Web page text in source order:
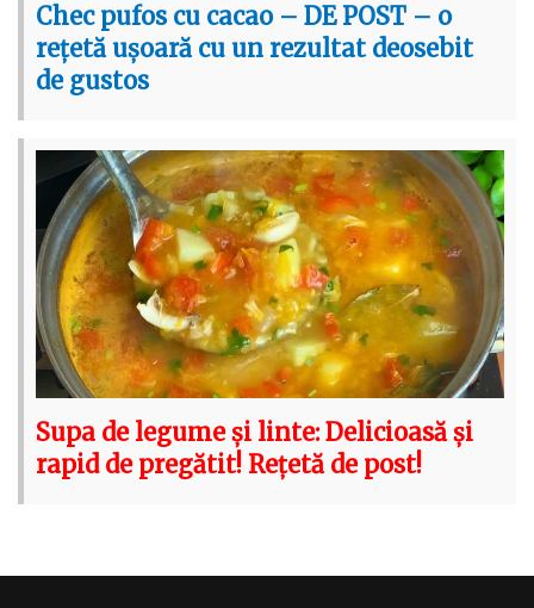
Chec pufos cu cacao – DE POST – o
rețetă ușoară cu un rezultat deosebit
de gustos
Supa de legume și linte: Delicioasă și
rapid de pregătit! Rețetă de post!